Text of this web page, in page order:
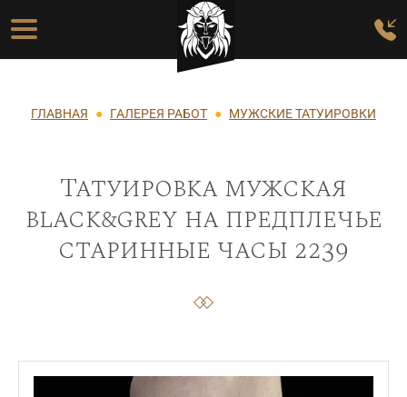
Перейти к основному содержанию
Основная навигация
Строка навигации
ГЛАВНАЯ ГАЛЕРЕЯ РАБОТ МУЖСКИЕ ТАТУИРОВКИ
Татуировка мужская
black&grey на предплечье
старинные часы 2239